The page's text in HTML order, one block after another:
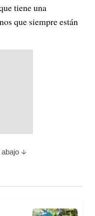
tiene una
que siempre están